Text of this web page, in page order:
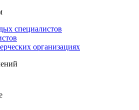
специалистов
организациях